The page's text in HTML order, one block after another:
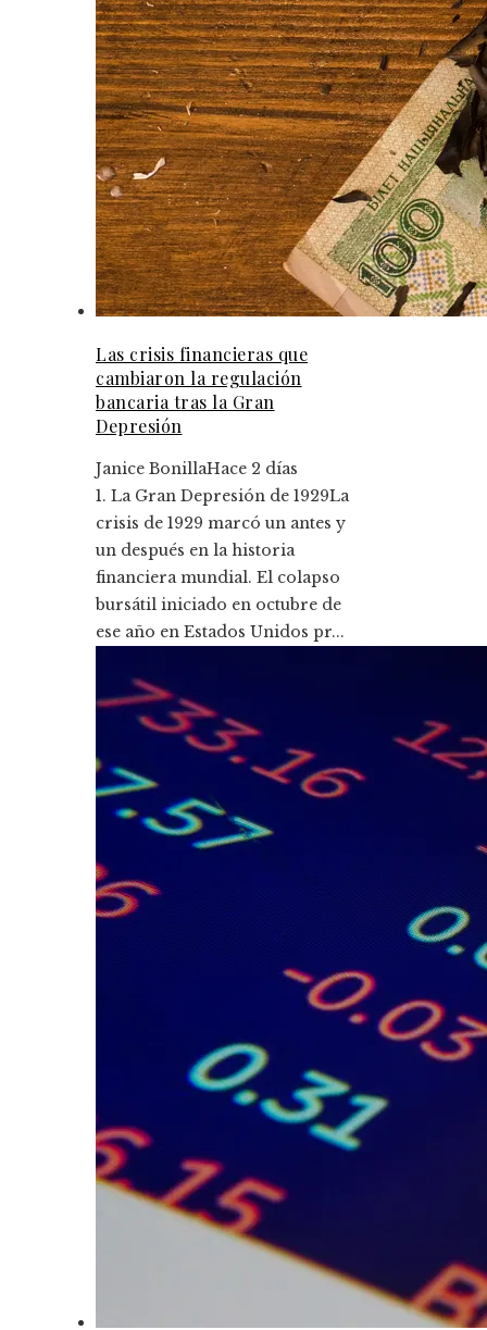
Las crisis financieras que
cambiaron la regulación
bancaria tras la Gran
Depresión
Janice BonillaHace 2 días
1. La Gran Depresión de 1929La
crisis de 1929 marcó un antes y
un después en la historia
financiera mundial. El colapso
bursátil iniciado en octubre de
ese año en Estados Unidos pr...